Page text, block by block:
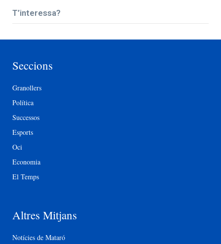
T’interessa?
Seccions
Granollers
Política
Successos
Esports
Oci
Economia
El Temps
Altres Mitjans
Notícies de Mataró